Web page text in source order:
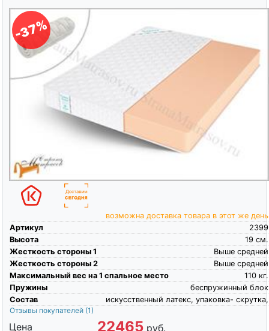
-37%
возможна доставка товара в этот же день
Артикул
2399
Высота
см.
19
Жесткость стороны 1
Выше средней
Жесткость стороны 2
Выше средней
Максимальный вес на 1 спальное место
кг.
110
Пружины
беспружинный блок
Состав
искусственный латекс, упаковка- скрутка,
Отзывы покупателей (1)
Цена 22465 руб.